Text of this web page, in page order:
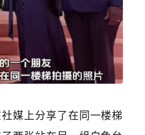
媒上分享了在同一楼梯